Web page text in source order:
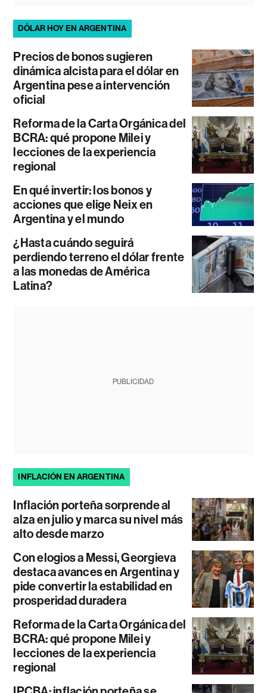
DÓLAR HOY EN ARGENTINA
Precios de bonos sugieren
dinámica alcista para el dólar en
Argentina pese a intervención
oficial
Reforma de la Carta Orgánica del
BCRA: qué propone Milei y
lecciones de la experiencia
regional
En qué invertir: los bonos y
acciones que elige Neix en
Argentina y el mundo
¿Hasta cuándo seguirá
perdiendo terreno el dólar frente
a las monedas de América
Latina?
PUBLICIDAD
INFLACIÓN EN ARGENTINA
Inflación porteña sorprende al
alza en julio y marca su nivel más
alto desde marzo
Con elogios a Messi, Georgieva
destaca avances en Argentina y
pide convertir la estabilidad en
prosperidad duradera
Reforma de la Carta Orgánica del
BCRA: qué propone Milei y
lecciones de la experiencia
regional